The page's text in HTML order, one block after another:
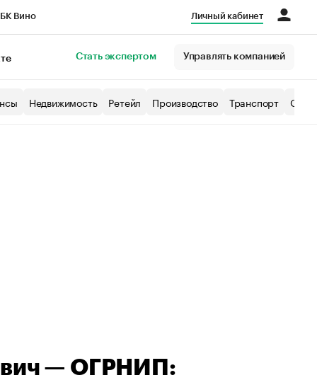
Вино Личный кабинет
Стать экспертом Управлять компанией
Недвижимость Ретейл Производство Транспорт
— ОГРНИП: